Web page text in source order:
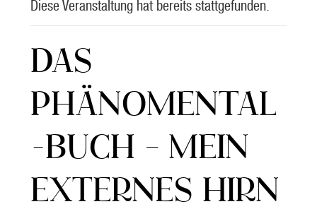
Diese Veranstaltung hat bereits stattgefunden.
DAS
PHÄNOMENTAL
-BUCH – MEIN
EXTERNES HIRN